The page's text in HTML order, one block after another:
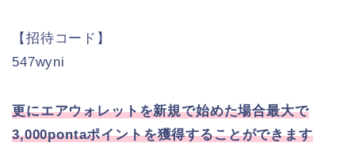
【招待コード】
547wyni
更にエアウォレットを新規で始めた場合最大で
3,000pontaポイントを獲得することができます